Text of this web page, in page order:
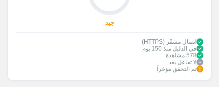
جيد
اتصال مشفّر (HTTPS)
في الدليل منذ 150 يوم
578 مشاهدة
لا تفاعل بعد
تم التحقق مؤخراً